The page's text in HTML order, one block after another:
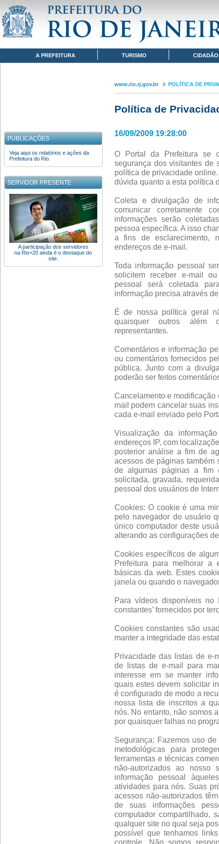
www.rio.rj.gov.br
POLÍTICA DE PRIVACIDADE
NavegaçãoA PREFEITURA TURISMO CIDADÃO
PUBLICAÇÕES
Veja aqui os relatórios e ações da
Prefeitura do Rio.
SERVIDOR PRESENTE
A participação dos servidores
na Rio+20 ainda é o destaque do
site.
www.rio.rj.gov.br POLÍTICA DE
Política de
16/09/2009 19:28:00
O Portal da Prefeitura se
segurança dos visitantes de
política de privacidade
dúvida quanto a esta política
Coleta e divulgação de
comunicar corretamente
informações serão
pessoa específica. A isso
a fins de esclarecimento,
endereços de e-mail.
Toda informação pessoal
solicitem receber e-mail
pessoal será coletada
informação precisa através
É de nossa política geral
quaisquer outros além
representantes.
Comentários e informação
ou comentários fornecidos
pública. Junto com a
poderão ser feitos
Cancelamento e
mail podem cancelar suas
cada e-mail enviado pelo
Visualização da
endereços IP, com
posterior análise a fim de
acessos de páginas também
de algumas páginas a fim
solicitada, gravada,
pessoal dos usuários de
Cookies: O cookie é uma
pelo navegador do usuário
único computador deste
alterando as configurações
Cookies específicos de
Prefeitura para melhorar a
básicas da web. Estes
janela ou quando o
Para vídeos disponíveis no
constantes’ fornecidos por
Cookies constantes são
manter a integridade das
Privacidade das listas de e-
de listas de e-mail para
interesse em se manter
quais estes devem solicitar
é configurado de modo a
nossa lista de inscritos a
nós. No entanto, não somos
por quaisquer falhas no
Segurança: Fazemos uso
metodológicas para
ferramentas e técnicas
não-autorizados ao nosso
informação pessoal
atividades para nós. Suas
acessos não-autorizados
de suas informações
computador compartilhado,
qualquer site no qual seja
possível que tenhamos
controle. Não somos